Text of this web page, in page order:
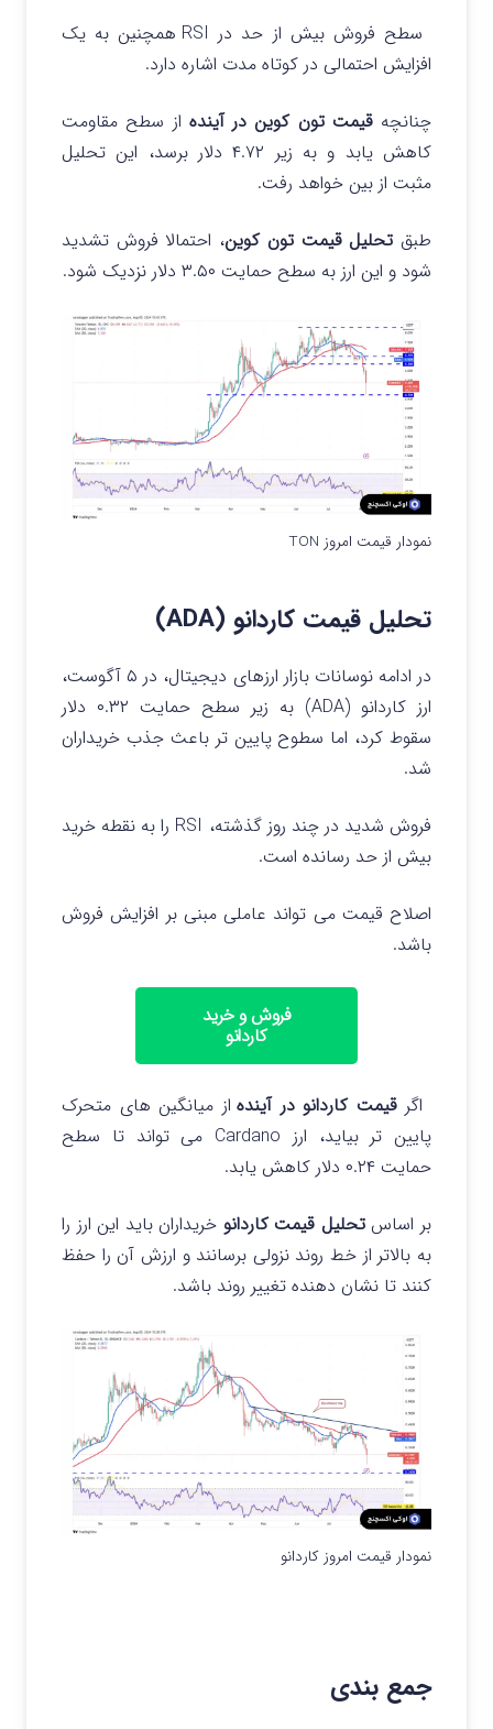
سطح فروش بیش از حد در RSI همچنین به یک
افزایش احتمالی در کوتاه مدت اشاره دارد.
چنانچهقیمت تون کوین در آینده از سطح مقاومت
کاهش یابد و به زیر ۴.۷۲ دلار برسد، این تحلیل
مثبت از بین خواهد رفت.
طبق تحلیل قیمت تون کوین، احتمالا فروش تشدید
شود و این ارز به سطح حمایت ۳.۵۰ دلار نزدیک شود.
نمودار قیمت امروز TON
تحلیل قیمت کاردانو (ADA)
در ادامه نوسانات بازار ارزهای دیجیتال، در ۵ آگوست،
ارز کاردانو (ADA) به زیر سطح حمایت ۰.۳۲ دلار
سقوط کرد، اما سطوح پایین تر باعث جذب خریداران
شد.
فروش شدید در چند روز گذشته، RSI را به نقطه خرید
بیش از حد رسانده است.
اصلاح قیمت می تواند عاملی مبنی بر افزایش فروش
باشد.
فروش و خرید
کاردانو
اگر قیمت کاردانو در آینده از میانگین های متحرک
پایین تر بیاید، ارز Cardano می تواند تا سطح
حمایت ۰.۲۴ دلار کاهش یابد.
بر اساستحلیل قیمت کاردانو خریداران باید این ارز را
به بالاتر از خط روند نزولی برسانند و ارزش آن را حفظ
کنند تا نشان دهنده تغییر روند باشد.
نمودار قیمت امروز کاردانو
جمع بندی